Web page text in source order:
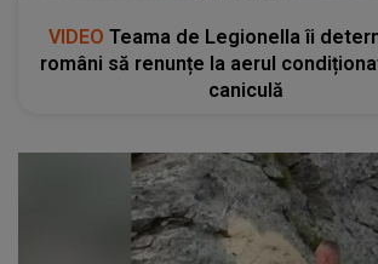
VIDEO Teama de Legionella îi
români să renunțe la aerul
caniculă